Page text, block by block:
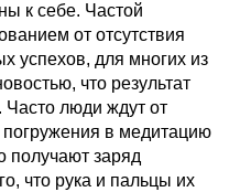
к себе. Частой
от отсутствия
успехов, для многих из
что результат
Часто люди ждут от
в медитацию
получают заряд
что рука и пальцы их